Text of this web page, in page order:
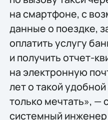
на смартфоне, с
данные о поездке,
оплатить услугу
и получить отчет-
на электронную
лет о такой
только мечтать», —
системный